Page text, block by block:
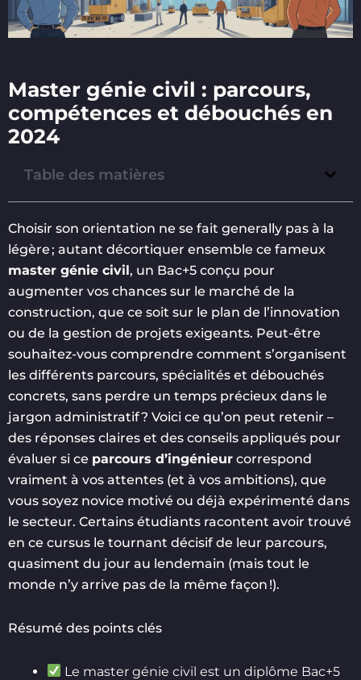
Master génie civil : parcours,
compétences et débouchés en
2024
Table des matières
Choisir son orientation ne se fait generally pas à la
légère ; autant décortiquer ensemble ce fameux
master génie civil, un Bac+5 conçu pour
augmenter vos chances sur le marché de la
construction, que ce soit sur le plan de l’innovation
ou de la gestion de projets exigeants. Peut-être
souhaitez-vous comprendre comment s’organisent
les différents parcours, spécialités et débouchés
concrets, sans perdre un temps précieux dans le
jargon administratif ? Voici ce qu’on peut retenir –
des réponses claires et des conseils appliqués pour
évaluer si ce parcours d’ingénieur correspond
vraiment à vos attentes (et à vos ambitions), que
vous soyez novice motivé ou déjà expérimenté dans
le secteur. Certains étudiants racontent avoir trouvé
en ce cursus le tournant décisif de leur parcours,
quasiment du jour au lendemain (mais tout le
monde n’y arrive pas de la même façon !).
Résumé des points clés
Le master génie civil est un diplôme Bac+5